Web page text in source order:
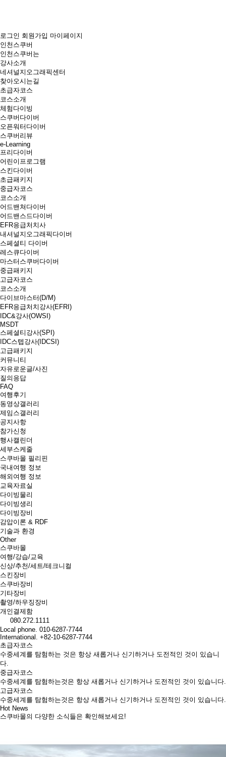
로그인 회원가입 마이페이지
인천스쿠버
인천스쿠버는
강사소개
네셔널지오그래픽센터
찾아오시는길
초급자코스
코스소개
체험다이빙
스쿠버다이버
오픈워터다이버
스쿠버리뷰
e-Learning
프리다이버
어린이프로그램
스킨다이버
초급패키지
중급자코스
코스소개
어드밴쳐다이버
어드밴스드다이버
EFR응급처치사
내셔널지오그래픽다이버
스페셜티 다이버
레스큐다이버
마스터스쿠버다이버
중급패키지
고급자코스
코스소개
다이브마스터(D/M)
EFR응급처치강사(EFRI)
IDC&강사(OWSI)
MSDT
스페셜티강사(SPI)
IDC스텝강사(IDCSI)
고급패키지
커뮤니티
자유로운글/사진
질의응답
FAQ
여행후기
동영상갤러리
제임스갤러리
공지사항
참가신청
행사캘린더
세부스케줄
스쿠바몰 필리핀
국내여행 정보
해외여행 정보
교육자료실
다이빙물리
다이빙생리
다이빙장비
감압이론 & RDF
기술과 환경
Other
스쿠바몰
여행/강습/교육
신상/추천/세트/테크니컬
스킨장비
스쿠바장비
기타장비
촬영/하우징장비
개인결제함
080.272.1111
Local phone. 010-6287-7744
International. +82-10-6287-7744
초급자코스
수중세계를 탐험하는 것은 항상 새롭거나 신기하거나 도전적인 것이 있습니
다.
중급자코스
수중세계를 탐험하는것은 항상 새롭거나 신기하거나 도전적인 것이 있습니다.
고급자코스
수중세계를 탐험하는것은 항상 새롭거나 신기하거나 도전적인 것이 있습니다.
Hot News
스쿠바몰의 다양한 소식들은 확인해보세요!